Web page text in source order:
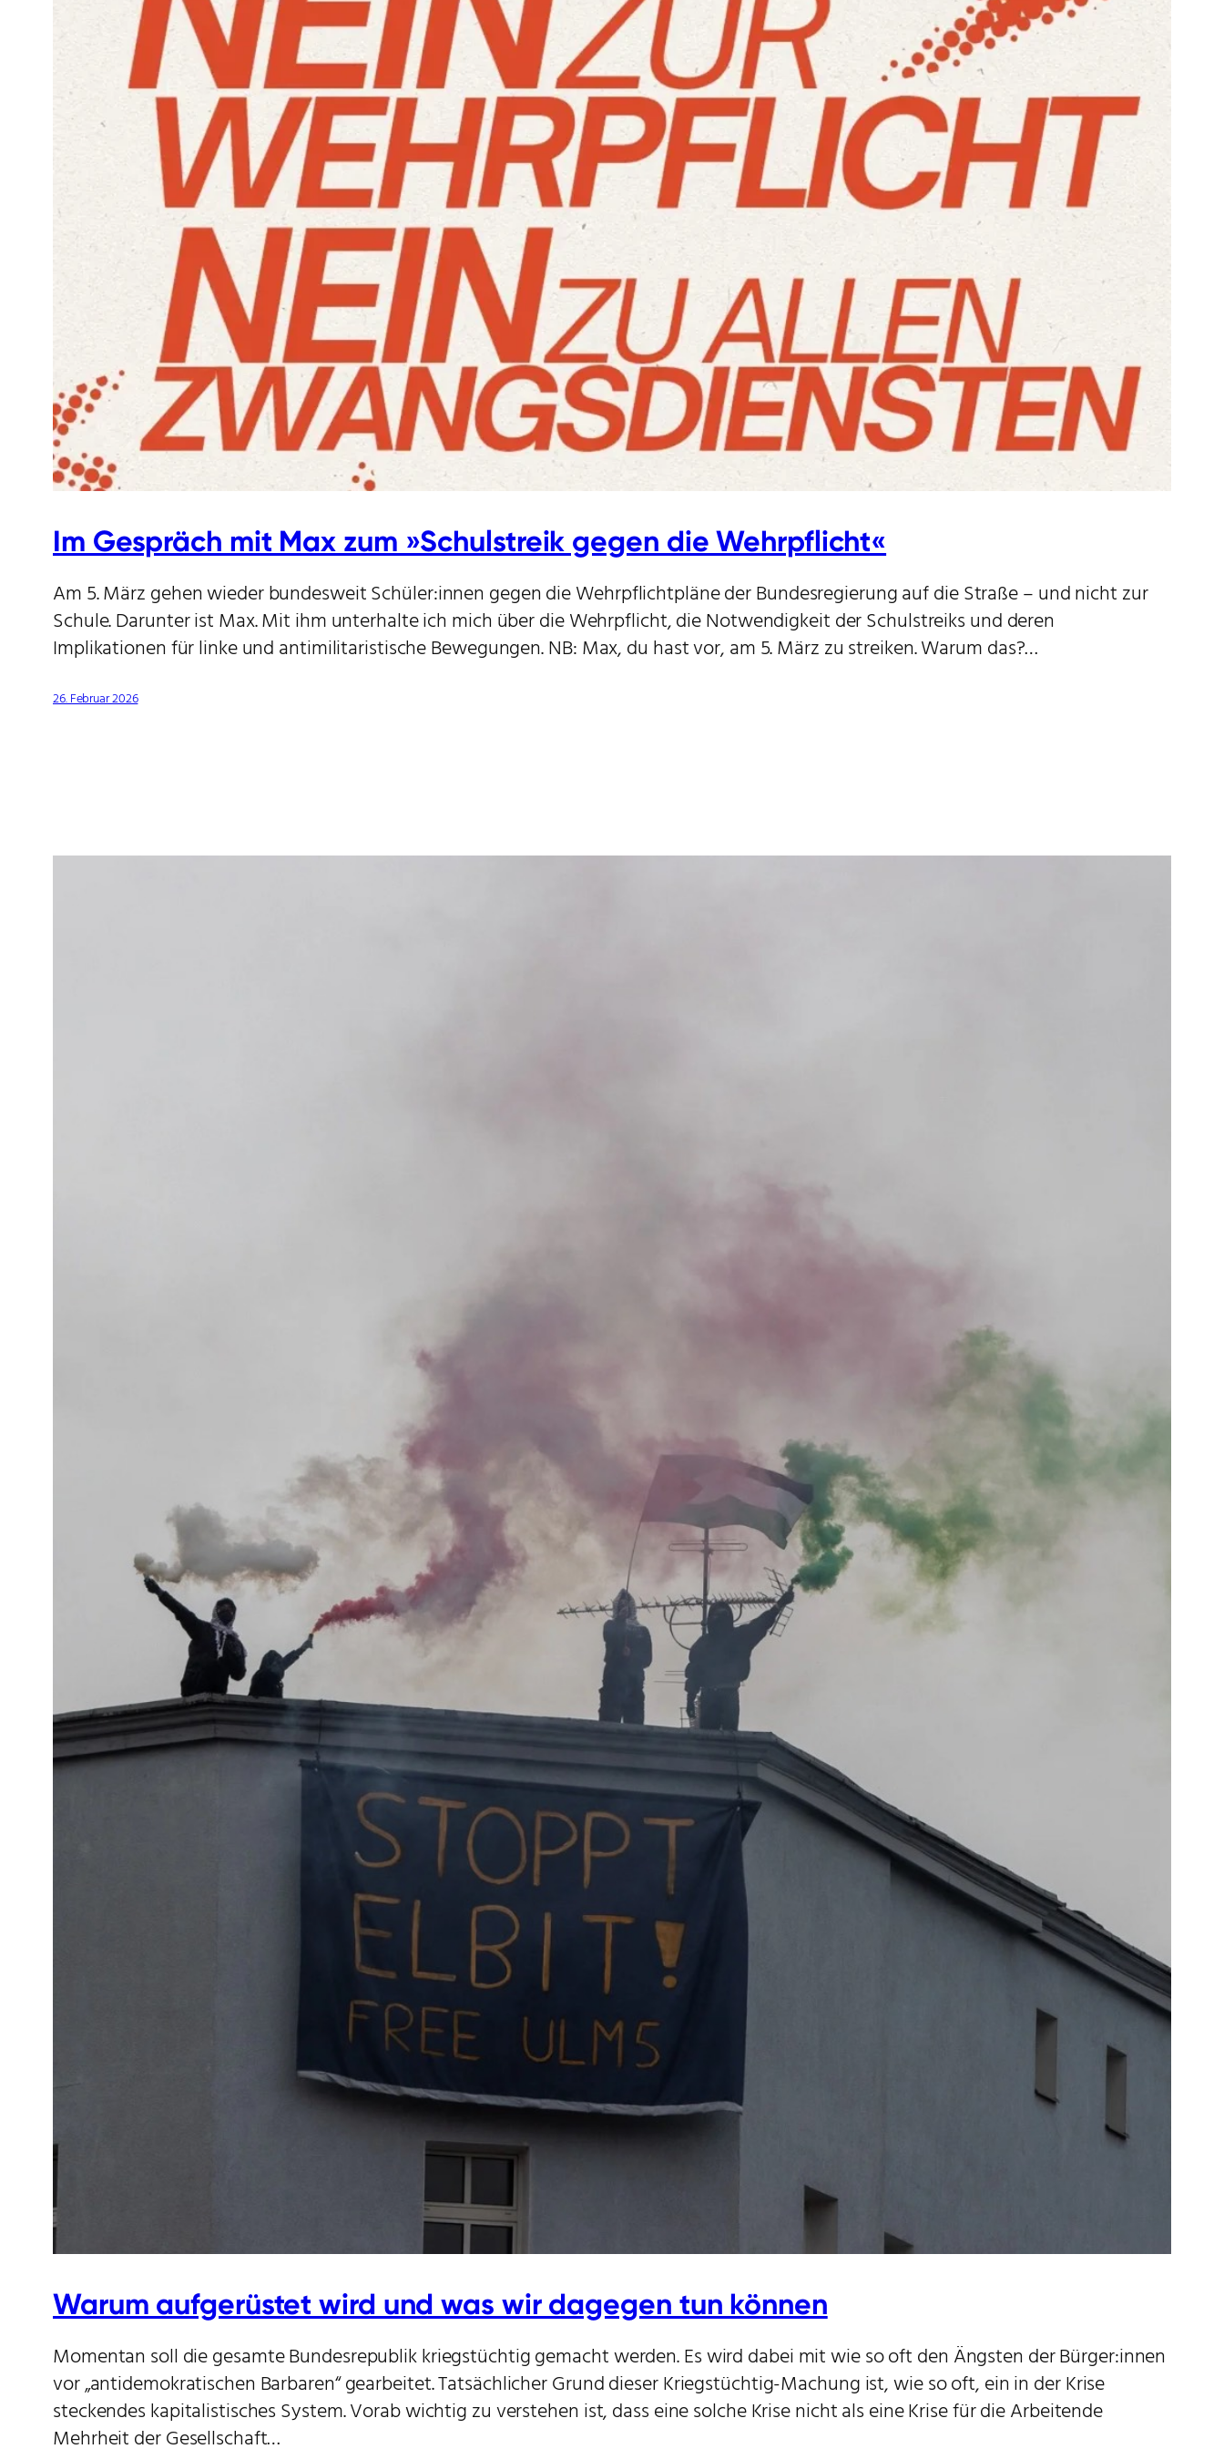
Im Gespräch mit Max zum »Schulstreik gegen die Wehrpflicht«
Am 5. März gehen wieder bundesweit Schüler:innen gegen die Wehrpflichtpläne der Bundesregierung auf die Straße – und nicht zur
Schule. Darunter ist Max. Mit ihm unterhalte ich mich über die Wehrpflicht, die Notwendigkeit der Schulstreiks und deren
Implikationen für linke und antimilitaristische Bewegungen. NB: Max, du hast vor, am 5. März zu streiken. Warum das?…
26. Februar 2026
Warum aufgerüstet wird und was wir dagegen tun können
Momentan soll die gesamte Bundesrepublik kriegstüchtig gemacht werden. Es wird dabei mit wie so oft den Ängsten der Bürger:innen
vor „antidemokratischen Barbaren“ gearbeitet. Tatsächlicher Grund dieser Kriegstüchtig-Machung ist, wie so oft, ein in der Krise
steckendes kapitalistisches System. Vorab wichtig zu verstehen ist, dass eine solche Krise nicht als eine Krise für die Arbeitende
Mehrheit der Gesellschaft…